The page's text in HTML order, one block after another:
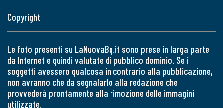
Copyright
Le foto presenti su LaNuovaBq.it sono prese in larga parte
da Internet e quindi valutate di pubblico dominio. Se i
soggetti avessero qualcosa in contrario alla pubblicazione,
non avranno che da segnalarlo alla redazione che
provvederà prontamente alla rimozione delle immagini
utilizzate.